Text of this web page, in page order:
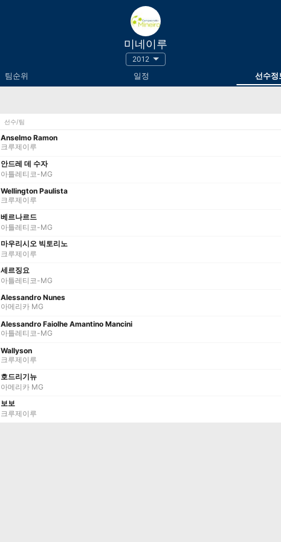
미네이루
2012
팀순위 일정 선수정
선수/팀
Anselmo Ramon
크루제이루
안드레 데 수자
아틀레티코-MG
Wellington Paulista
크루제이루
베르나르드
아틀레티코-MG
마우리시오 빅토리노
크루제이루
세르징요
아틀레티코-MG
Alessandro Nunes
아메리카 MG
Alessandro Faiolhe Amantino Mancini
아틀레티코-MG
Wallyson
크루제이루
호드리기뉴
아메리카 MG
보보
크루제이루